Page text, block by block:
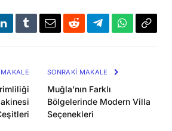
LinkedInTumblrEmailRedditTelegramWhatsApp
SONRAKI MAKALE
Muğla’nın Farklı
Bölgelerinde Modern Villa
Seçenekleri